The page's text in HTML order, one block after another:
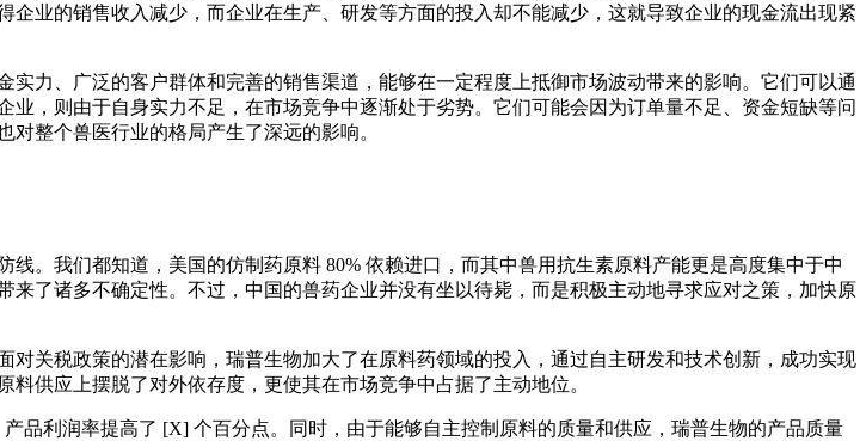
业的销售收入减少，而企业在生产、研发等方面的投入却不能减少，这就导致企业的现金流出现紧
力、广泛的客户群体和完善的销售渠道，能够在一定程度上抵御市场波动带来的影响。它们可以通
，则由于自身实力不足，在市场竞争中逐渐处于劣势。它们可能会因为订单量不足、资金短缺等问
整个兽医行业的格局产生了深远的影响。
。我们都知道，美国的仿制药原料 80% 依赖进口，而其中兽用抗生素原料产能更是高度集中于中
了诸多不确定性。不过，中国的兽药企业并没有坐以待毙，而是积极主动地寻求应对之策，加快原
关税政策的潜在影响，瑞普生物加大了在原料药领域的投入，通过自主研发和技术创新，成功实现
供应上摆脱了对外依存度，更使其在市场竞争中占据了主动地位。
品利润率提高了 [X] 个百分点。同时，由于能够自主控制原料的质量和供应，瑞普生物的产品质量